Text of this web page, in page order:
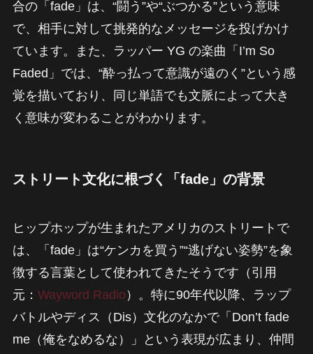
合の「fade」は、“闘う”や“ぶつかる”という意味
で、相手に対して挑発的なメッセージを投げかけ
ています。また、ラッパー YG の楽曲「I’m So
Faded」では、“酔っ払って意識が遠のく”という感
覚を描いており、同じ単語でも文脈によって大き
く意味が変わることがわかります。
ストリート文化に根づく「fade」の背景
ヒップホップが生まれたアメリカのストリートで
は、「fade」は“ケンカを買う”“逃げない姿勢”を象
徴する言葉として使われてきたそうです（引用
元： Wayword Radio ）。特に90年代以降、ラップ
バトルやディス（Dis）文化のなかで「Don’t fade
me（俺をなめるな）」という表現が広まり、仲間